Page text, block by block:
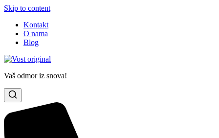
Skip to content
Kontakt
O nama
Blog
Vaš odmor iz snova!